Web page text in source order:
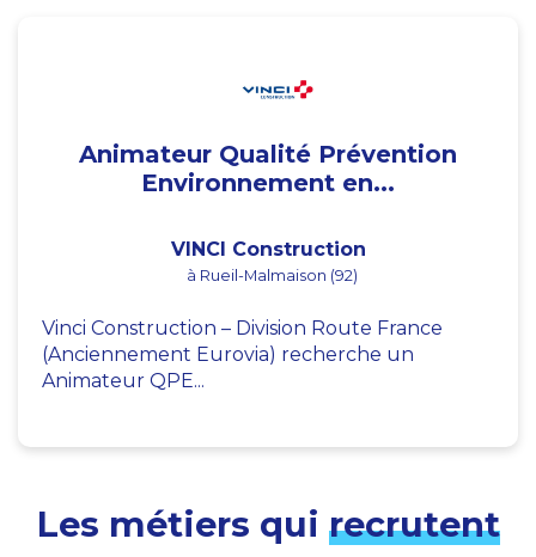
Animateur Qualité Prévention
Environnement en...
VINCI Construction
à Rueil-Malmaison (92)
Vinci Construction – Division Route France
(Anciennement Eurovia) recherche un
Animateur QPE...
Les métiers qui recrutent